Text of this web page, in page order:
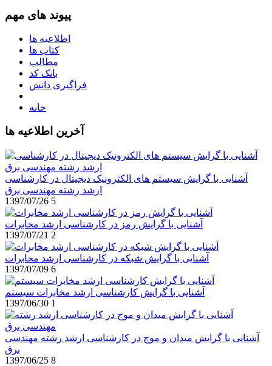
پیوند های مهم
اطلاعیه ها
کتاب ها
مطالب
بانک کد
فراگیری دانش
خانه
آخرین اطلاعیه ها
آشنایی با گرایش سیستم های الکترونیک دیجیتال در کارشناسی
ارشد رشته مهندسی برق
1397/07/26 5
آشنایی با گرایش رمز در کارشناسی ارشد مخابرات
1397/07/21 2
آشنایی با گرایش شبکه در کارشناسی ارشد مخابرات
1397/07/09 6
آشنایی با گرایش کارشناسی ارشد مخابرات سیستم
1397/06/30 1
آشنایی با گرایش میدان و موج در کارشناسی ارشد رشته مهندسی
برق
1397/06/25 8